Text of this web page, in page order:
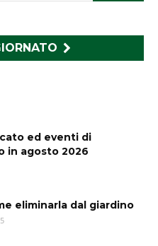
ed eventi di
in agosto 2026
eliminarla dal giardino